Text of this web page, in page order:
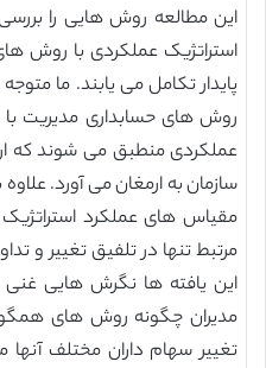
این مطالعه روش هایی را
استراتژیک عملکردی با روش
پایدار تکامل می یابند. ما
روش های حسابداری مدیریت با
عملکردی منطبق می شوند که
سازمان به ارمغان می آورد.
مقیاس های عملکرد
مرتبط تنها در تلفیق تغییر و
این یافته ها نگرش هایی غنی
مدیران چگونه روش های
تغییر سهام داران مختلف